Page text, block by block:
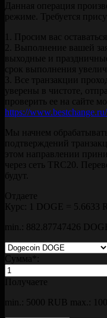
Данная операция
режиме. Требуется
1. Просим вас
2. Выполнение вашей
выходные и
срок выполнения
3. Все транзакции
уверены в чистоте,
проверить ее на сайте
https://
Мы начнем
подтверждений
этом направлении
через сеть TRC20.
будут.
Отдаете
Курс:
1 DOGE = 5.6633
min.: 882.87747426 DOGE
Сумма
Получаете
min.: 5000 RUB max.: